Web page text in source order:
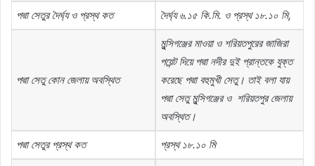
পদ্মা সেতুর দৈর্ঘ্য ও প্রস্থ কত দৈর্ঘ্য ৬.১৫ কি.মি. ও প্রস্থ ১৮.১০ মি,
পদ্মা সেতু কোন জেলায় অবস্থিত
মুন্সিগঞ্জের মাওয়া ও শরিয়তপুরের জাজিরা
পয়েন্ট দিয়ে পদ্মা নদীর দুই প্রান্তকে যুক্ত
করেছে পদ্মা বহুমুখী সেতু। তাই বলা যায়
পদ্মা সেতু মুন্সিগঞ্জের ও শরিয়তপুর জেলায়
অবস্থিত।
পদ্মা সেতুর প্রস্থ কত প্রস্থ ১৮.১০ মি